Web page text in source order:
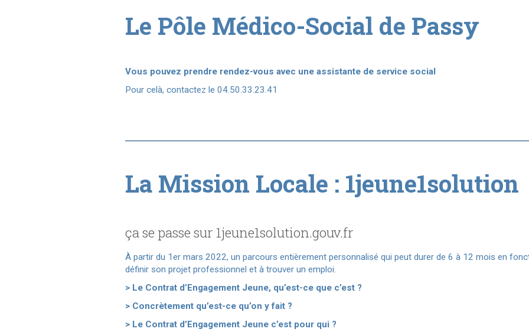
Le Pôle Médico-Social de Passy
Vous pouvez prendre rendez-vous avec une assistante de service social
Pour celà, contactez le 04.50.33.23.41
La Mission Locale : 1jeune1solution
ça se passe sur 1jeune1solution.gouv.fr
À partir du 1er mars 2022, un parcours entièrement personnalisé qui peut durer de 6 à 12 mois en
définir son projet professionnel et à trouver un emploi.
> Le Contrat d’Engagement Jeune, qu’est-ce que c’est ?
> Concrètement qu’est-ce qu’on y fait ?
> Le Contrat d’Engagement Jeune c’est pour qui ?